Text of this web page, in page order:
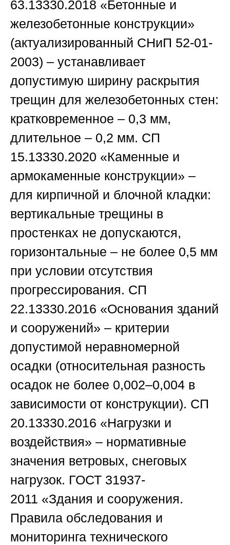
63.13330.2018 «Бетонные и
железобетонные конструкции»
(актуализированный СНиП 52-01-
2003) – устанавливает
допустимую ширину раскрытия
трещин для железобетонных стен:
кратковременное – 0,3 мм,
длительное – 0,2 мм. СП
15.13330.2020 «Каменные и
армокаменные конструкции» –
для кирпичной и блочной кладки:
вертикальные трещины в
простенках не допускаются,
горизонтальные – не более 0,5 мм
при условии отсутствия
прогрессирования. СП
22.13330.2016 «Основания зданий
и сооружений» – критерии
допустимой неравномерной
осадки (относительная разность
осадок не более 0,002–0,004 в
зависимости от конструкции). СП
20.13330.2016 «Нагрузки и
воздействия» – нормативные
значения ветровых, снеговых
нагрузок. ГОСТ 31937-
2011 «Здания и сооружения.
Правила обследования и
мониторинга технического